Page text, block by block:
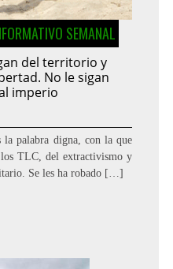
SEMANAL
del territorio y
No le sigan
imperio
la palabra digna, con la que
TLC, del extractivismo y
Se les ha robado […]